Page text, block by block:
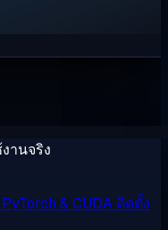
านจริง
PyTorch & CUDA ติดตั้ง